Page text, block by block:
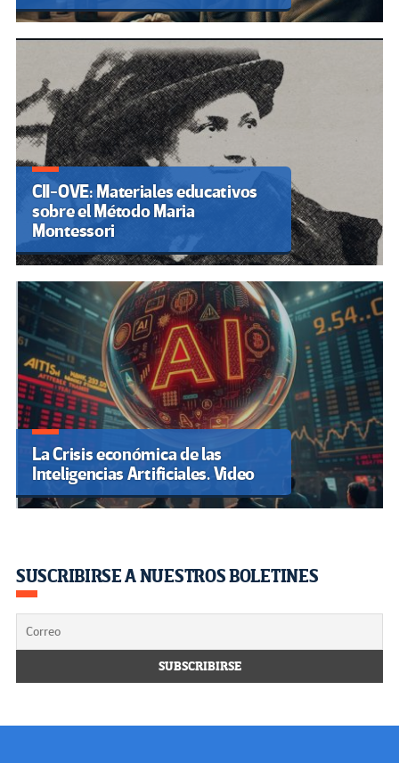
CII-OVE: Materiales educativos
sobre el Método Maria
Montessori
La Crisis económica de las
Inteligencias Artificiales. Video
SUSCRIBIRSE A NUESTROS BOLETINES